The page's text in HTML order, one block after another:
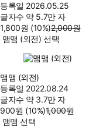
등록일 2026.05.25
글자수 약 5.7만 자
1,800원 (10%)2,000원
맴맴 (외전) 선택
맴맴 (외전)
등록일 2022.08.24
글자수 약 3.7만 자
900원 (10%)1,000원
맴맴 선택